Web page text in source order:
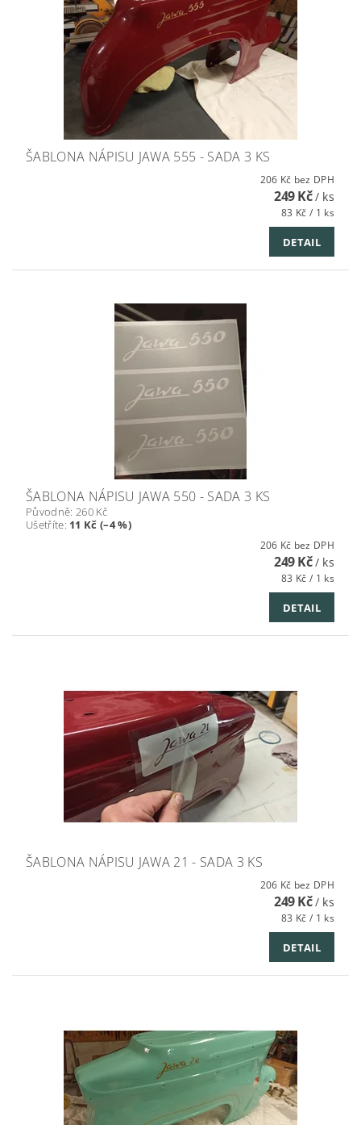
ŠABLONA NÁPISU JAWA 555 - SADA 3 KS
206 Kč bez DPH
249 Kč/ ks
83 Kč / 1 ks
DETAIL
ŠABLONA NÁPISU JAWA 550 - SADA 3 KS
Původně: 260 Kč
Ušetříte: 11 Kč (–4 %)
206 Kč bez DPH
249 Kč/ ks
83 Kč / 1 ks
DETAIL
ŠABLONA NÁPISU JAWA 21 - SADA 3 KS
206 Kč bez DPH
249 Kč/ ks
83 Kč / 1 ks
DETAIL